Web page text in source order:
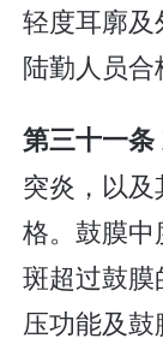
轻度耳廓及
陆勤人员合
第三十一条
突炎，以
格。鼓膜
斑超过鼓
压功能及